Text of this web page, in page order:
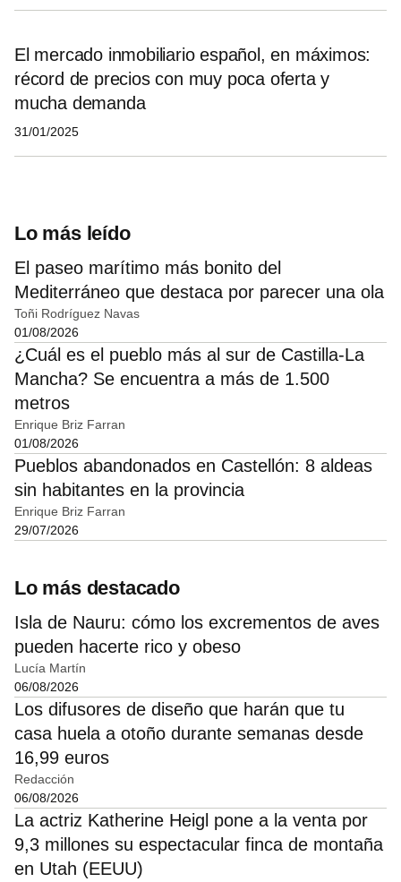
El mercado inmobiliario español, en máximos:
récord de precios con muy poca oferta y
mucha demanda
31/01/2025
Lo más leído
El paseo marítimo más bonito del
Mediterráneo que destaca por parecer una ola
Toñi Rodríguez Navas
01/08/2026
¿Cuál es el pueblo más al sur de Castilla-La
Mancha? Se encuentra a más de 1.500
metros
Enrique Briz Farran
01/08/2026
Pueblos abandonados en Castellón: 8 aldeas
sin habitantes en la provincia
Enrique Briz Farran
29/07/2026
Lo más destacado
Isla de Nauru: cómo los excrementos de aves
pueden hacerte rico y obeso
Lucía Martín
06/08/2026
Los difusores de diseño que harán que tu
casa huela a otoño durante semanas desde
16,99 euros
Redacción
06/08/2026
La actriz Katherine Heigl pone a la venta por
9,3 millones su espectacular finca de montaña
en Utah (EEUU)